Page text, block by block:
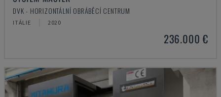
DVK - HORIZONTÁLNÍ OBRÁBĚCÍ CENTRUM
ITÁLIE 2020
236.000 €